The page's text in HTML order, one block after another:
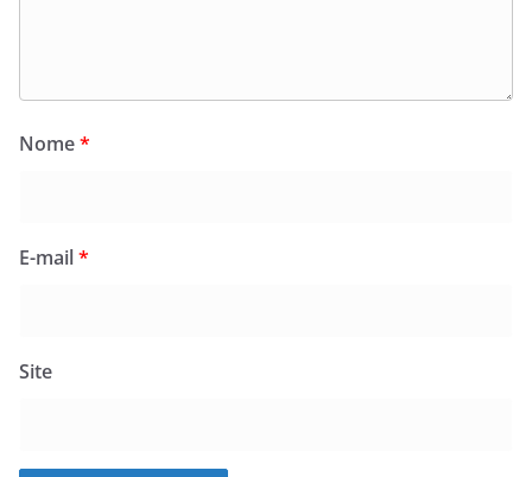
Nome*
E-mail*
Site